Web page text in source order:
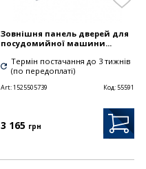
Зовнішня панель дверей для
посудомийної машини...
Термін постачання до 3 тижнів
(по передоплаті)
Art:1525505739 Код: 55591
3 165 грн